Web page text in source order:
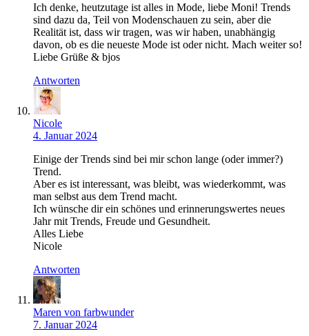
Ich denke, heutzutage ist alles in Mode, liebe Moni! Trends
sind dazu da, Teil von Modenschauen zu sein, aber die
Realität ist, dass wir tragen, was wir haben, unabhängig
davon, ob es die neueste Mode ist oder nicht. Mach weiter so!
Liebe Grüße & bjos
Antworten
Nicole
4. Januar 2024
Einige der Trends sind bei mir schon lange (oder immer?)
Trend.
Aber es ist interessant, was bleibt, was wiederkommt, was
man selbst aus dem Trend macht.
Ich wünsche dir ein schönes und erinnerungswertes neues
Jahr mit Trends, Freude und Gesundheit.
Alles Liebe
Nicole
Antworten
Maren von farbwunder
7. Januar 2024